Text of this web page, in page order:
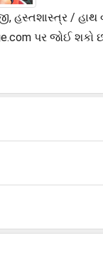
/ હાથ
પર જોઈ શકો